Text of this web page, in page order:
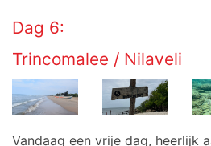
Dag 6:
Trincomalee / Nilaveli
Vandaag een vrije dag, heerlijk